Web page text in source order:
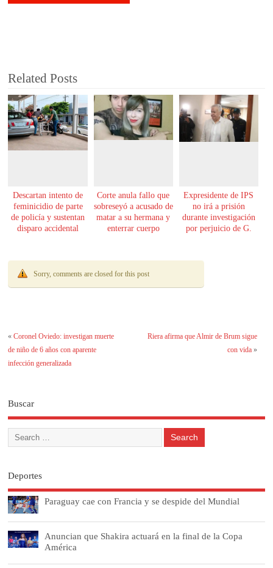
Related Posts
Descartan intento de
feminicidio de parte
de policía y sustentan
disparo accidental
Corte anula fallo que
sobreseyó a acusado de
matar a su hermana y
enterrar cuerpo
Expresidente de IPS
no irá a prisión
durante investigación
por perjuicio de G.
Sorry, comments are closed for this post
«Coronel Oviedo: investigan muerte
de niño de 6 años con aparente
infección generalizada
Riera afirma que Almir de Brum sigue
con vida»
Buscar
Deportes
Paraguay cae con Francia y se despide del Mundial
Anuncian que Shakira actuará en la final de la Copa
América